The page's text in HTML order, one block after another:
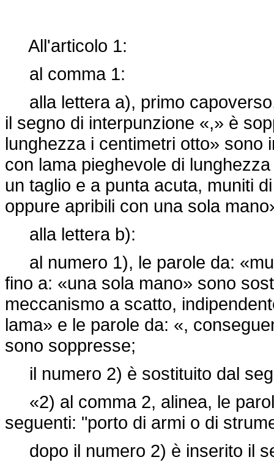
All'articolo 1:
al comma 1:
alla lettera a), primo
il segno di interpunzione «,» è
lunghezza i centimetri otto» sono
con lama pieghevole di
un taglio e a punta acuta, muniti
oppure apribili con una sola
alla lettera b):
al numero 1), le parole da:
fino a: «una sola mano» sono
meccanismo a scatto,
lama» e le parole da: «,
sono soppresse;
il numero 2) è sostituito dal
«2) al comma 2, alinea, le
seguenti: "porto di armi o di
dopo il numero 2) è inserito il